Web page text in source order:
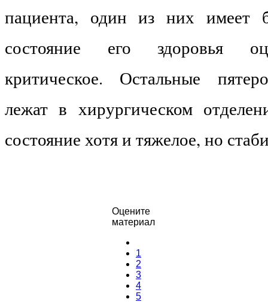
пациента, один из них имеет
состояние его здоровья
критическое. Остальные
лежат в хирургическом
состояние хотя и тяжелое, но
Оцените
материал
1
2
3
4
5